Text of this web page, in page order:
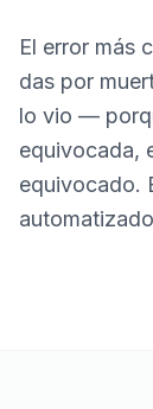
El error más
das por
lo vio —
equivocada,
equivocado.